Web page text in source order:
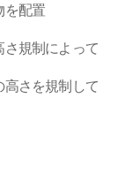
を配置
規制によって
さを規制して